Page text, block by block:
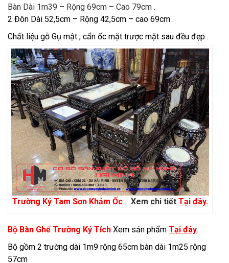
Bàn Dài 1m39 – Rộng 69cm – Cao 79cm .
2 Đôn Dài 52,5cm – Rộng 42,5cm – cao 69cm .
Chất liệu gỗ Gụ mật , cẩn ốc mặt trược mặt sau đều đẹp .
Trường Kỷ Tam Sơn Khảm Ốc Xem chi tiếtTại đây.
Bộ Bàn Ghế Trường Kỷ Tích Xem sản phẩm Tại đây.
Bộ gồm 2 trường dài 1m9 rộng 65cm bàn dài 1m25 rộng
57cm